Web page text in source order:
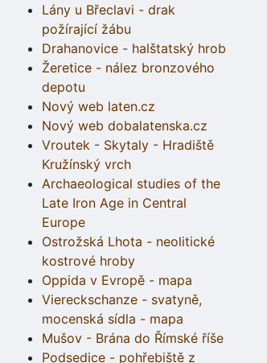
pro rok 2002
Lány u Břeclavi - drak
požírající žábu
Drahanovice - halštatský hrob
Žeretice - nález bronzového
depotu
Nový web laten.cz
Nový web dobalatenska.cz
Vroutek - Skytaly - Hradiště
Kružínský vrch
Archaeological studies of the
Late Iron Age in Central
Europe
Ostrožská Lhota - neolitické
kostrové hroby
Oppida v Evropě - mapa
Viereckschanze - svatyně,
mocenská sídla - mapa
Mušov - Brána do Římské říše
Podsedice - pohřebiště z